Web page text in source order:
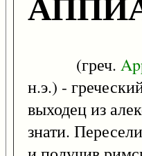
(греч.
н.э.) -
выходец из
знати.